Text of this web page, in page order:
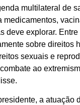
multilateral de
medicamentos,
deve explorar. Entre
sobre direitos
sexuais e
ao
a atuação